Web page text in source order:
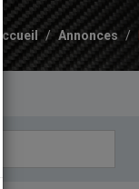
Accueil / Annonces /